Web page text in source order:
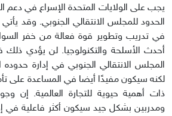
يجب على الولايات المتحدة الإسراع في دعم
الحدود للمجلس الانتقالي الجنوبي. وقد
في تدريب وتطوير قوة فعالة من خفر
أحدث الأسلحة والتكنولوجيا. لن يؤدي
المجلس الانتقالي الجنوبي في إدارة حدوده
لكنه سيكون مفيدًا أيضا في المساعدة على
ذات أهمية حيوية للتجارة العالمية. إن
ومدربين بشكل جيد سيكون أكثر فاعلية